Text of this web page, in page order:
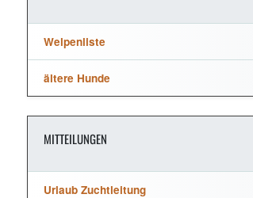
Welpenliste
ältere Hunde
MITTEILUNGEN
Urlaub Zuchtleitung